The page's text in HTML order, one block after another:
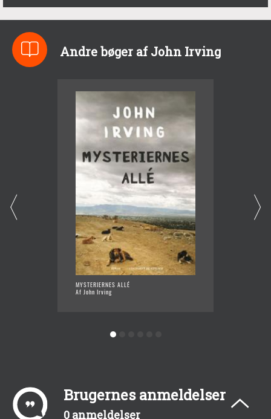
Andre bøger af John Irving
MYSTERIERNES ALLÉ
Af John Irving
Brugernes anmeldelser
0 anmeldelser